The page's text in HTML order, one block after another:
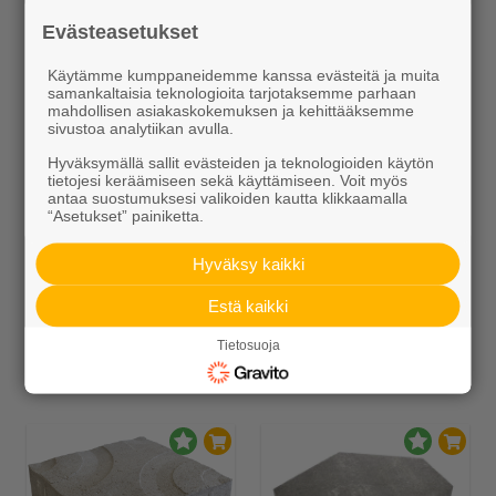
Alk. 16,00 €/kpl
Reunakivi 250 mm
Alk. 12,70 €/kpl
Reunakivi 140 mm
Alk. 3,60 €/kpl
Muut Betonilaatat
Evästeasetukset
Käytämme kumppaneidemme kanssa evästeitä ja muita
samankaltaisia teknologioita tarjotaksemme parhaan
mahdollisen asiakaskokemuksen ja kehittääksemme
sivustoa analytiikan avulla.
Hyväksymällä sallit evästeiden ja teknologioiden käytön
tietojesi keräämiseen sekä käyttämiseen. Voit myös
antaa suostumuksesi valikoiden kautta klikkaamalla
“Asetukset” painiketta.
Hyväksy kaikki
Estä kaikki
Tietosuoja